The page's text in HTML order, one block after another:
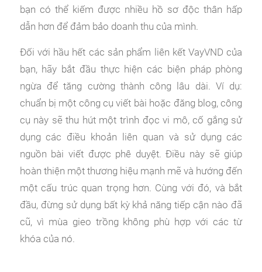
bạn có thể kiếm được nhiều hồ sơ độc thân hấp
dẫn hơn để đảm bảo doanh thu của mình.
Đối với hầu hết các sản phẩm liên kết VayVND của
bạn, hãy bắt đầu thực hiện các biện pháp phòng
ngừa để tăng cường thành công lâu dài. Ví dụ:
chuẩn bị một công cụ viết bài hoặc đăng blog, công
cụ này sẽ thu hút một trình đọc vi mô, cố gắng sử
dụng các điều khoản liên quan và sử dụng các
nguồn bài viết được phê duyệt. Điều này sẽ giúp
hoàn thiện một thương hiệu mạnh mẽ và hướng đến
một cấu trúc quan trọng hơn. Cùng với đó, và bắt
đầu, đừng sử dụng bất kỳ khả năng tiếp cận nào đã
cũ, vì mùa gieo trồng không phù hợp với các từ
khóa của nó.